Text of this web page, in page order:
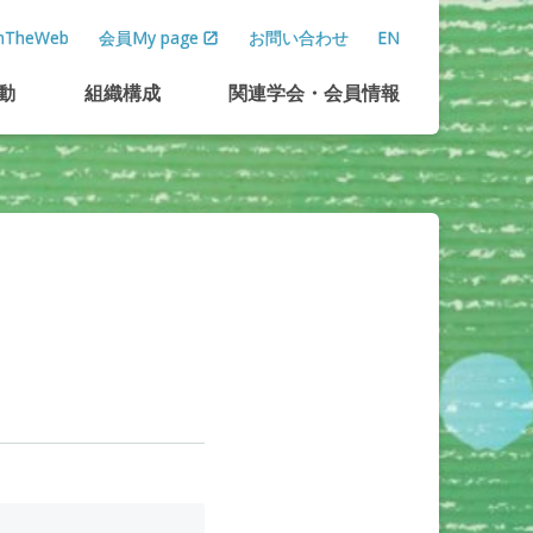
会員My page お問い合わせ EN
組織構成 関連学会 ・会員情報